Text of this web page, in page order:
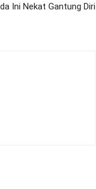
Ini Nekat Gantung Diri